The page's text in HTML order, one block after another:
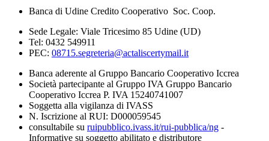
Banca di Udine Credito Cooperativo Soc. Coop.
Sede Legale: Viale Tricesimo 85 Udine (UD)
Tel: 0432 549911
PEC: 08715.segreteria@actaliscertymail.it
Banca aderente al Gruppo Bancario Cooperativo Iccrea
Società partecipante al Gruppo IVA Gruppo Bancario
Cooperativo Iccrea P. IVA 15240741007
Soggetta alla vigilanza di IVASS
N. Iscrizione al RUI: D000059545
consultabile su ruipubblico.ivass.it/rui-pubblica/ng -
Informative su soggetto abilitato e distributore